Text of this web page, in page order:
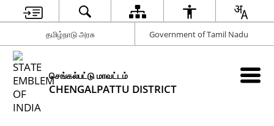
தமிழ்நாடு அரசு Government of Tamil Nadu
செங்கல்பட்டு மாவட்டம்
CHENGALPATTU DISTRICT